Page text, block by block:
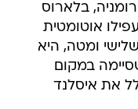
בלארוס
אוטומטית
ומטה, היא
במקום
את איסלנד